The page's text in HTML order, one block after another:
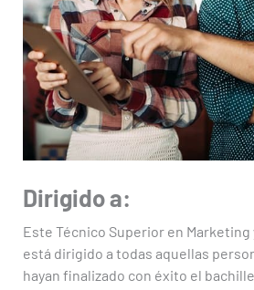
Dirigido a:
Este Técnico Superior en Marketing
está dirigido a todas aquellas
hayan finalizado con éxito el